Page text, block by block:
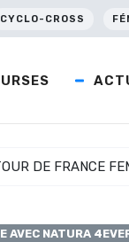
CYCLO-CROSS
DE FRANCE
AVEC NATURA